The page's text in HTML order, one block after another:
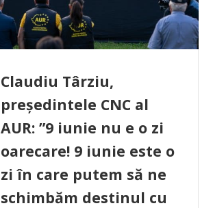
Claudiu Târziu,
președintele CNC al
AUR: ”9 iunie nu e o zi
oarecare! 9 iunie este o
zi în care putem să ne
schimbăm destinul cu